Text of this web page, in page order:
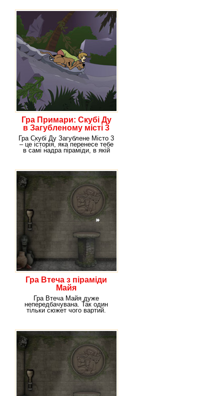
Гра Примари: Скубі Ду
в Загубленому місті 3
Гра Скубі Ду Загублене Місто 3
– це історія, яка перенесе тебе
в самі надра піраміди, в якій
Гра Втеча з піраміди
Майя
Гра Втеча Майя дуже
непередбачувана. Так один
тільки сюжет чого вартий.